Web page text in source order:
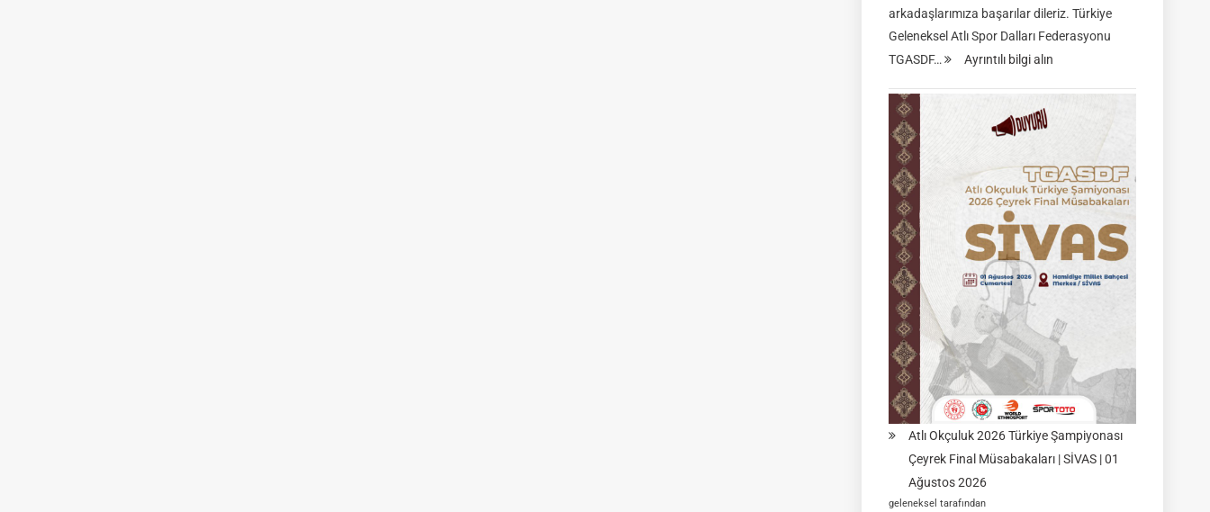
arkadaşlarımıza başarılar dileriz. Türkiye
Geleneksel Atlı Spor Dalları Federasyonu
TGASDF…
Ayrıntılı bilgi alın
|
02
Ağustos
2026
İSİM
LİSTELERİ
Atlı Okçuluk 2026 Türkiye Şampiyonası
Çeyrek Final Müsabakaları | SİVAS | 01
Ağustos 2026
geleneksel tarafından